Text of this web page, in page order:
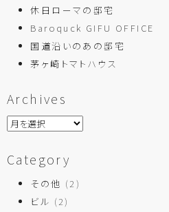
休日ローマの邸宅
Baroquck GIFU OFFICE
国道沿いのあの邸宅
茅ヶ崎トマトハウス
Archives
Category
その他 (2)
ビル (2)